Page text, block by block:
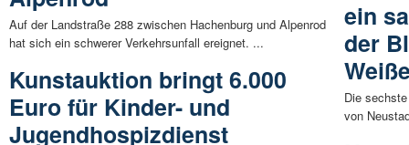
Auf der Landstraße 288 zwischen Hachenburg und Alpenrod
hat sich ein schwerer Verkehrsunfall ereignet. ...
Kunstauktion bringt 6.000
Euro für Kinder- und
Jugendhospizdienst
ein
der
Die
von